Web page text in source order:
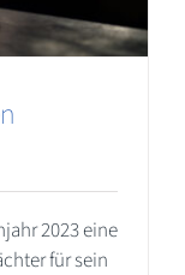
2023 eine
für sein